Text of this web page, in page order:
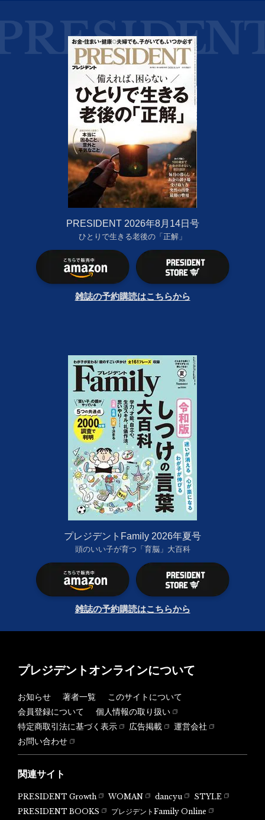
PRESIDENT 2026年8月14日号
ひとりで生きる老後の「正解」
雑誌の予約購読はこちらから
プレジデントFamily 2026年夏号
頭のいい子が育つ「育脳」大百科
雑誌の予約購読はこちらから
プレジデントオンラインについて
お知らせ 著者一覧
このサイトについて
会員登録について
個人情報の取り扱い
特定商取引法に基づく表示
広告掲載
運営会社
お問い合わせ
関連サイト
PRESIDENT Growth WOMAN dancyu
STYLE
PRESIDENT BOOKS
プレジデントFamily Online